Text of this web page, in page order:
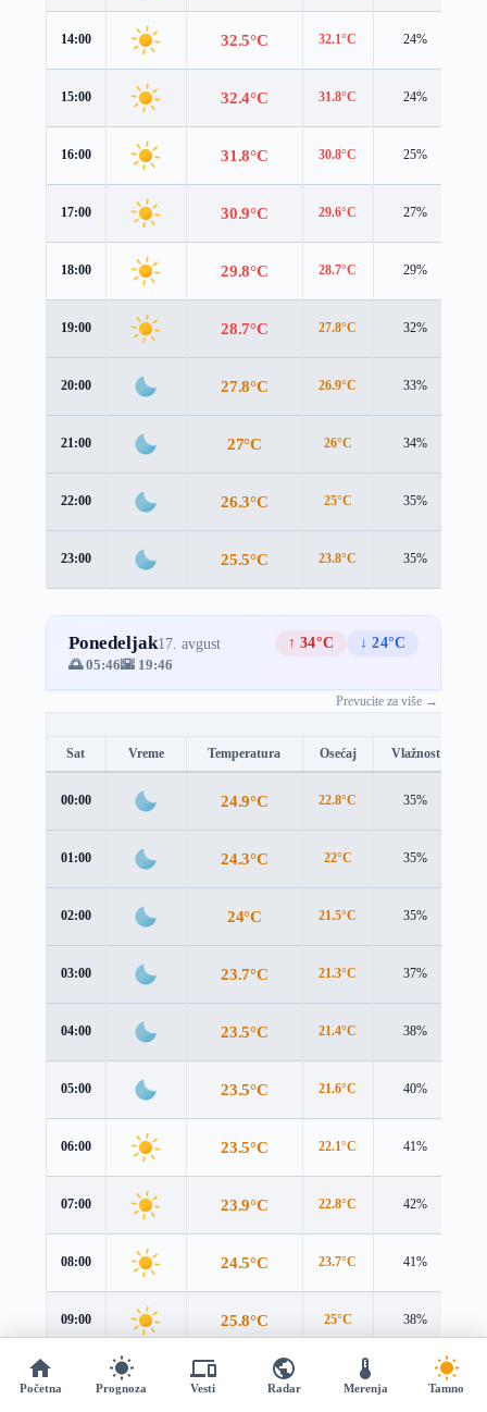
14:00 32.5°C 32.1°C 24%
15:00 32.4°C 31.8°C 24%
16:00 31.8°C 30.8°C 25%
17:00 30.9°C 29.6°C 27%
18:00 29.8°C 28.7°C 29%
19:00 28.7°C 27.8°C 32%
20:00 27.8°C 26.9°C 33%
21:00 27°C 26°C 34%
22:00 26.3°C 25°C 35%
23:00 25.5°C 23.8°C 35%
Ponedeljak17. avgust ↑ 34°C
↓ 24°C
🌅 05:46🌇 19:46
Prevucite za više →
Sat Vreme Temperatura Osećaj Vlažnost
00:00 24.9°C 22.8°C 35%
01:00 24.3°C 22°C 35%
02:00 24°C 21.5°C 35%
03:00 23.7°C 21.3°C 37%
04:00 23.5°C 21.4°C 38%
05:00 23.5°C 21.6°C 40%
06:00 23.5°C 22.1°C 41%
07:00 23.9°C 22.8°C 42%
08:00 24.5°C 23.7°C 41%
09:00 25.8°C 25°C 38%
Početna Prognoza Vesti Radar Merenja Tamno